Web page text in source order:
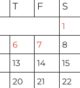
T F S
1
6 7 8
13 14 15
20 21 22